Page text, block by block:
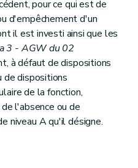
Service public Intérieur et Action sociale
budgétaire
au Fonds wallon des calamités publiques
public de Wallonie Economie, Emploi, Recherche
budgétaires
pour ce qui est de
d'empêchement d'un
il est investi ainsi que les
3 - AGW du 02
à défaut de dispositions
de dispositions
de la fonction,
l'absence ou de
niveau A qu'il désigne.